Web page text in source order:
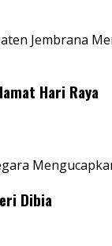
Jembrana
Hari Raya
Dibia